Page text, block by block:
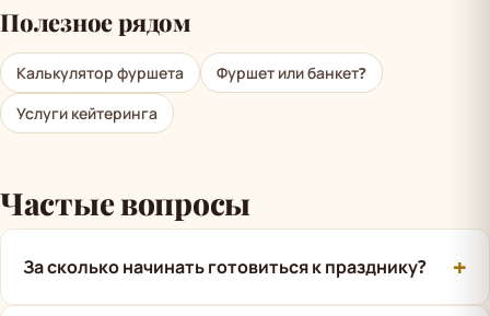
Полезное рядом
Калькулятор фуршета
Фуршет или банкет?
Услуги кейтеринга
Частые вопросы
За сколько начинать готовиться к празднику?